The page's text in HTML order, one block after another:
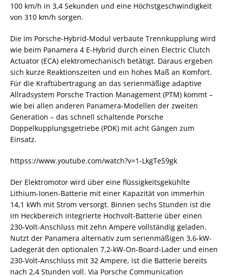
100 km/h in 3,4 Sekunden und eine Höchstgeschwindigkeit
von 310 km/h sorgen.
Die im Porsche-Hybrid-Modul verbaute Trennkupplung wird
wie beim Panamera 4 E-Hybrid durch einen Electric Clutch
Actuator (ECA) elektromechanisch betätigt. Daraus ergeben
sich kurze Reaktionszeiten und ein hohes Maß an Komfort.
Für die Kraftübertragung an das serienmäßige adaptive
Allradsystem Porsche Traction Management (PTM) kommt –
wie bei allen anderen Panamera-Modellen der zweiten
Generation – das schnell schaltende Porsche
Doppelkupplungsgetriebe (PDK) mit acht Gängen zum
Einsatz.
httpss://www.youtube.com/watch?v=1-LkgTeS9gk
Der Elektromotor wird über eine flüssigkeitsgekühlte
Lithium-Ionen-Batterie mit einer Kapazität von immerhin
14,1 kWh mit Strom versorgt. Binnen sechs Stunden ist die
im Heckbereich integrierte Hochvolt-Batterie über einen
230-Volt-Anschluss mit zehn Ampere vollständig geladen.
Nutzt der Panamera alternativ zum serienmäßigen 3,6-kW-
Ladegerät den optionalen 7,2-kW-On-Board-Lader und einen
230-Volt-Anschluss mit 32 Ampere, ist die Batterie bereits
nach 2,4 Stunden voll. Via Porsche Communication